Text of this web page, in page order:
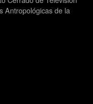
Antropológicas de la